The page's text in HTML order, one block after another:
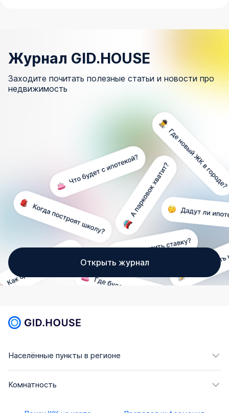
Журнал GID.HOUSE
Заходите почитать полезные статьи и новости про
недвижимость
Открыть журнал
Населённые пункты в регионе
Комнатность